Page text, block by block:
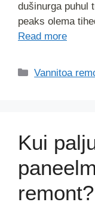
dušinurga puhul
peaks olema
Read more
Vannitoa
Kui
remont?